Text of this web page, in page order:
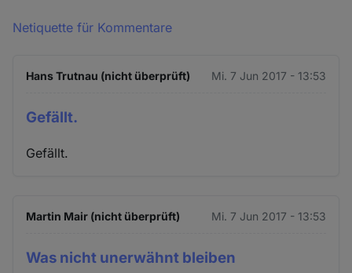
Netiquette für Kommentare
Hans Trutnau (nicht überprüft) Mi. 7 Jun 2017 - 13:53
Gefällt.
Gefällt.
Martin Mair (nicht überprüft) Mi. 7 Jun 2017 - 13:53
Was nicht unerwähnt bleiben